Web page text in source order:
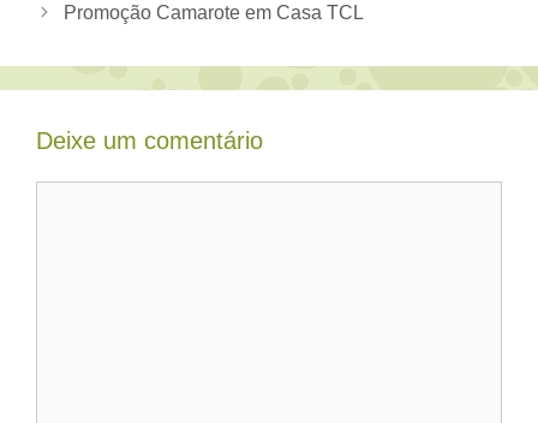
Promoção Camarote em Casa TCL
Deixe um comentário